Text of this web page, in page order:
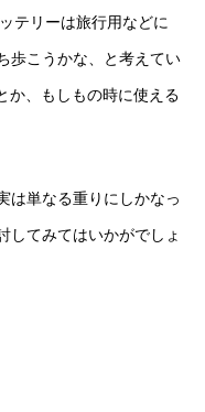
テリーは旅行用などに
歩こうかな、と考えてい
か、もしもの時に使える
は単なる重りにしかなっ
てみてはいかがでしょ